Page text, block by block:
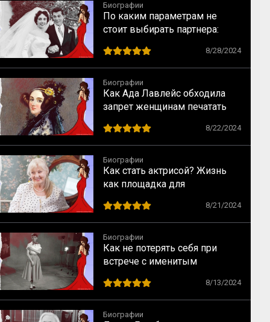
Биографии
По каким параметрам не
стоит выбирать партнера:
8/28/2024
Биографии
Как Ада Лавлейс обходила
запрет женщинам печатать
8/22/2024
Биографии
Как стать актрисой? Жизнь
как площадка для
8/21/2024
Биографии
Как не потерять себя при
встрече с именитым
Хепбёрн
8/13/2024
Биографии